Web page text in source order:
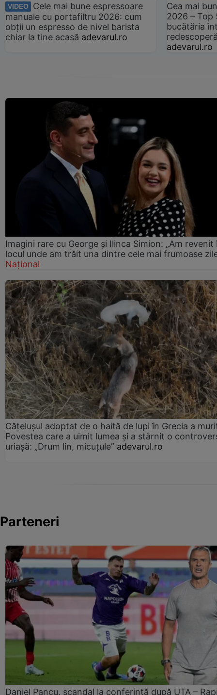
VIDEO
Cele mai bune espressoare
manuale cu portafiltru 2026: cum
obții un espresso de nivel barista
chiar la tine acasă adevarul.ro
Cea mai
2026 –
bucătăria
adevarul.ro
Imagini rare cu George și Ilinca Simion: „Am revenit
locul unde am trăit una dintre cele mai frumoase
Național
Cățelușul adoptat de o haită de lupi în Grecia a
Povestea care a uimit lumea și a stârnit o
uriașă: „Drum lin, micuțule” adevarul.ro
Parteneri
Daniel Pancu, scandal la conferință după UTA –